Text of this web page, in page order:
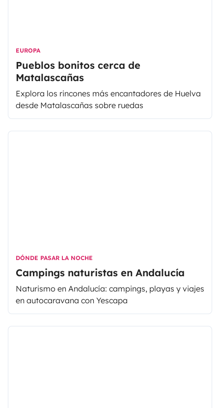
EUROPA
Pueblos bonitos cerca de
Matalascañas
Explora los rincones más encantadores de Huelva
desde Matalascañas sobre ruedas
DÓNDE PASAR LA NOCHE
Campings naturistas en Andalucía
Naturismo en Andalucía: campings, playas y viajes
en autocaravana con Yescapa